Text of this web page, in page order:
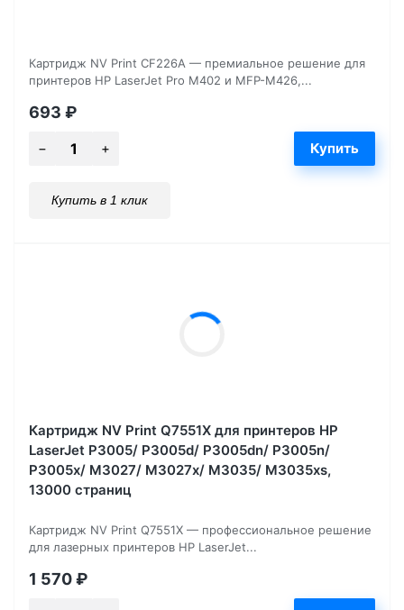
Картридж NV Print CF226A — премиальное решение для
принтеров HP LaserJet Pro M402 и MFP-M426,...
693 ₽
Купить в 1 клик
Картридж NV Print Q7551X для принтеров HP
LaserJet P3005/ P3005d/ P3005dn/ P3005n/
P3005x/ M3027/ M3027x/ M3035/ M3035xs,
13000 страниц
Картридж NV Print Q7551X — профессиональное решение
для лазерных принтеров HP LaserJet...
1 570₽